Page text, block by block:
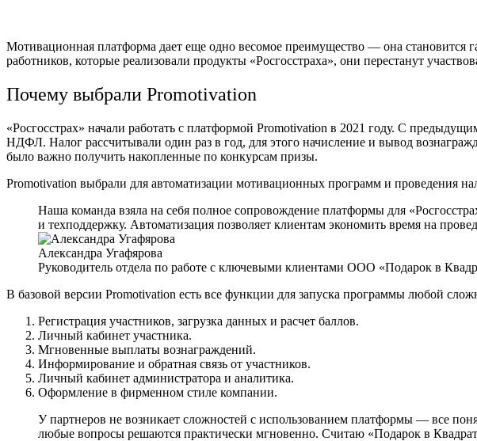
Мотивационная платформа дает еще одно весомое преимущество — она становится
работников, которые реализовали продукты «Росгосстраха», они перестанут
Почему выбрали Promotivation
«Росгосстрах» начали работать с платформой Promotivation в 2021 году. С
НДФЛ. Налог рассчитывали один раз в год, для этого начисление и вывод
было важно получить накопленные по конкурсам призы.
Promotivation выбрали для автоматизации мотивационных программ и проведения
Наша команда взяла на себя полное сопровождение платформы для
и техподдержку. Автоматизация позволяет клиентам экономить время на
Александра Угафярова
Руководитель отдела по работе с ключевыми клиентами ООО «Подарок в
В базовой версии Promotivation есть все функции для запуска программы любой
Регистрация участников, загрузка данных и расчет баллов.
Личный кабинет участника.
Мгновенные выплаты вознаграждений.
Информирование и обратная связь от участников.
Личный кабинет администратора и аналитика.
Оформление в фирменном стиле компании.
У партнеров не возникает сложностей с использованием платформы — все
любые вопросы решаются практически мгновенно. Считаю «Подарок в